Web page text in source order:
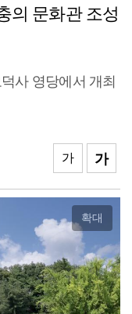
다”… 천안시청소…
”… 천안서북소방…
분배 실현”… 문진…
긴다”… 독립기념관…
착 DAY'
"… 온양3동 주…
의 문화관 조성
사 영당에서 개최
가
가
확대